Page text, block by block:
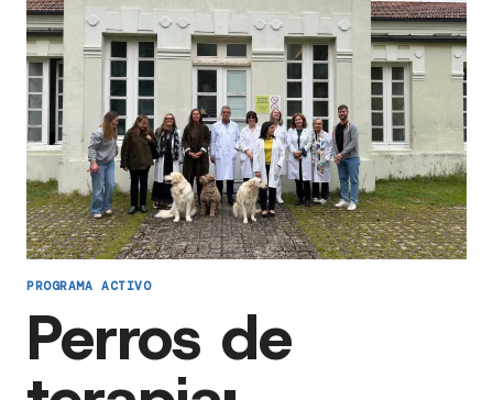
PROGRAMA ACTIVO
Perros de